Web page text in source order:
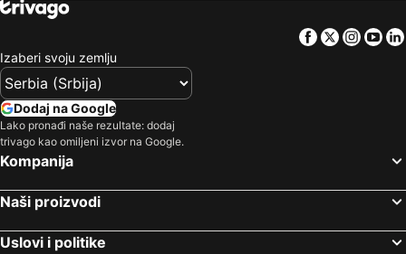
Facebook
Twitter
Izaberi svoju zemlju
Dodaj na Google
Lako pronađi naše rezultate: dodaj
trivago kao omiljeni izvor na Google.
Kompanija
Naši proizvodi
Uslovi i politike